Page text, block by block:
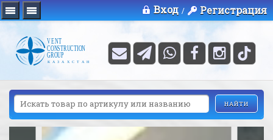
Вход / Регистрация
НАЙТИ